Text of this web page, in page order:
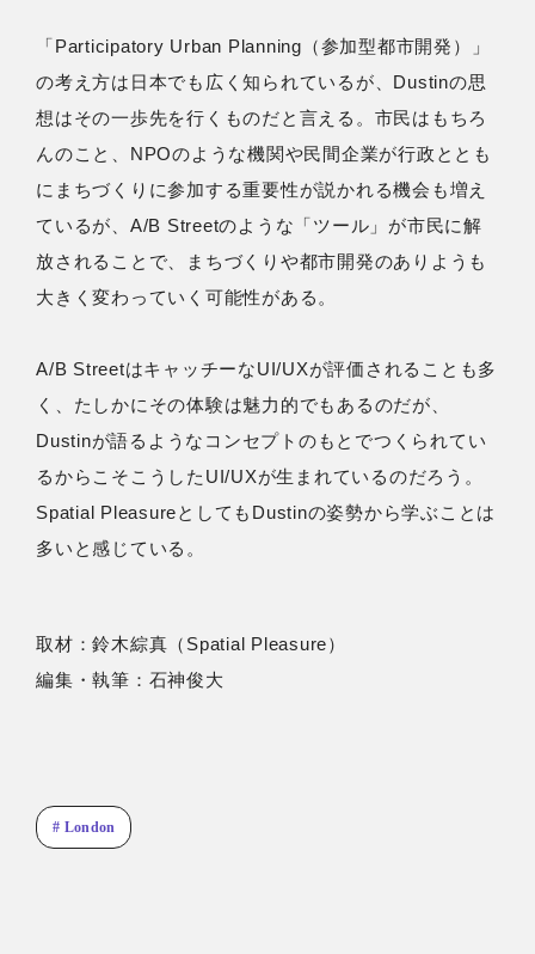
「Participatory Urban Planning（参加型都市開発）」
の考え方は日本でも広く知られているが、Dustinの思
想はその一歩先を行くものだと言える。市民はもちろ
んのこと、NPOのような機関や民間企業が行政ととも
にまちづくりに参加する重要性が説かれる機会も増え
ているが、A/B Streetのような「ツール」が市民に解
放されることで、まちづくりや都市開発のありようも
大きく変わっていく可能性がある。
A/B StreetはキャッチーなUI/UXが評価されることも多
く、たしかにその体験は魅力的でもあるのだが、
Dustinが語るようなコンセプトのもとでつくられてい
るからこそこうしたUI/UXが生まれているのだろう。
Spatial PleasureとしてもDustinの姿勢から学ぶことは
多いと感じている。
取材：鈴木綜真（Spatial Pleasure）
編集・執筆：石神俊大
# London